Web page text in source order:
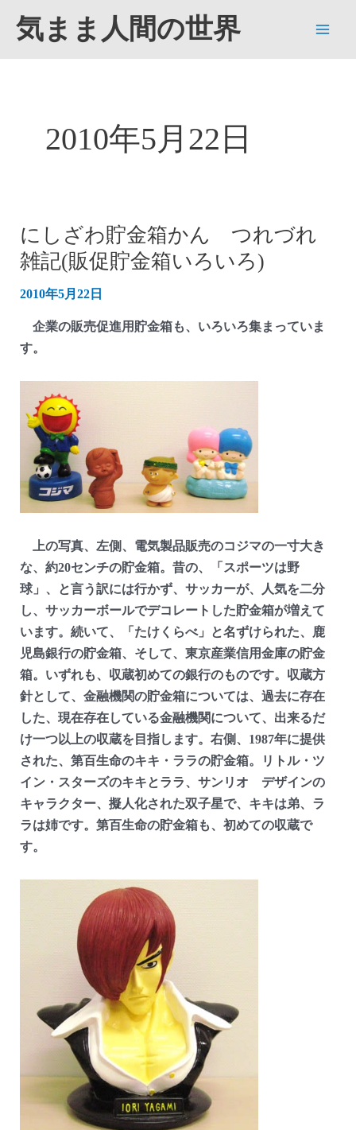
気まま人間の世界
2010年5月22日
にしざわ貯金箱かん つれづれ
雑記(販促貯金箱いろいろ)
2010年5月22日
企業の販売促進用貯金箱も、いろいろ集まっていま
す。
上の写真、左側、電気製品販売のコジマの一寸大き
な、約20センチの貯金箱。昔の、「スポーツは野
球」、と言う訳には行かず、サッカーが、人気を二分
し、サッカーボールでデコレートした貯金箱が増えて
います。続いて、「たけくらべ」と名ずけられた、鹿
児島銀行の貯金箱、そして、東京産業信用金庫の貯金
箱。いずれも、収蔵初めての銀行のものです。収蔵方
針として、金融機関の貯金箱については、過去に存在
した、現在存在している金融機関について、出来るだ
け一つ以上の収蔵を目指します。右側、1987年に提供
された、第百生命のキキ・ララの貯金箱。リトル・ツ
イン・スターズのキキとララ、サンリオ デザインの
キャラクター、擬人化された双子星で、キキは弟、ラ
ラは姉です。第百生命の貯金箱も、初めての収蔵で
す。